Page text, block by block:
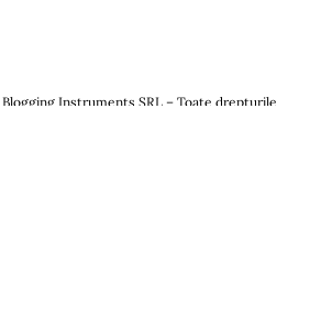
Blogging Instruments SRL – Toate drepturile